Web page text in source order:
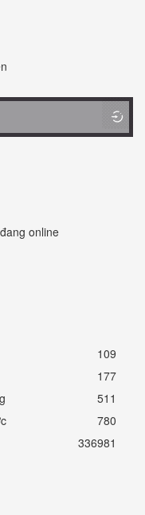
online
109
177
511
780
336981